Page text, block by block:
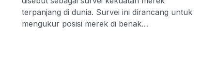
terpanjang di dunia. Survei ini dirancang untuk
mengukur posisi merek di benak…